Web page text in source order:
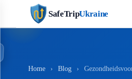
SafeTripUkraine
Home › Blog ›